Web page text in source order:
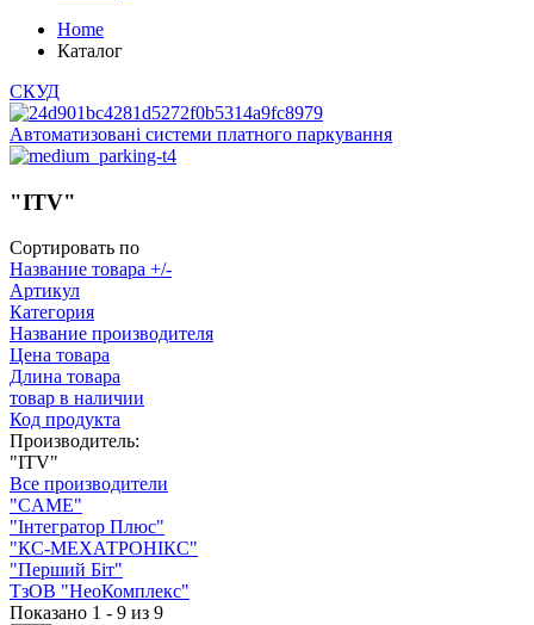
Home
Каталог
СКУД
Автоматизовані системи платного паркування
"ITV"
Сортировать по
Название товара +/-
Артикул
Категория
Название производителя
Цена товара
Длина товара
товар в наличии
Код продукта
Производитель:
"ITV"
Все производители
"CAME"
"Інтегратор Плюс"
"КС-МЕХАТРОНІКС"
"Перший Біт"
ТзОВ "НеоКомплекс"
Показано 1 - 9 из 9